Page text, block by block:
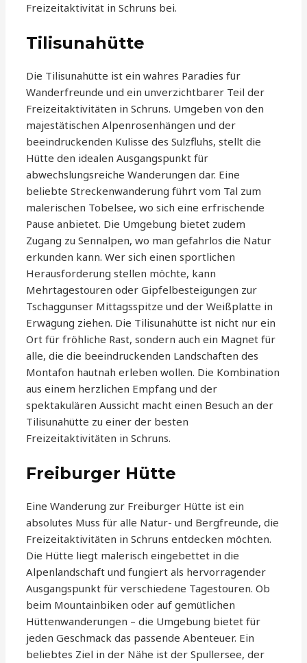
Freizeitaktivität in Schruns bei.
Tilisunahütte
Die Tilisunahütte ist ein wahres Paradies für
Wanderfreunde und ein unverzichtbarer Teil der
Freizeitaktivitäten in Schruns. Umgeben von den
majestätischen Alpenrosenhängen und der
beeindruckenden Kulisse des Sulzfluhs, stellt die
Hütte den idealen Ausgangspunkt für
abwechslungsreiche Wanderungen dar. Eine
beliebte Streckenwanderung führt vom Tal zum
malerischen Tobelsee, wo sich eine erfrischende
Pause anbietet. Die Umgebung bietet zudem
Zugang zu Sennalpen, wo man gefahrlos die Natur
erkunden kann. Wer sich einen sportlichen
Herausforderung stellen möchte, kann
Mehrtagestouren oder Gipfelbesteigungen zur
Tschaggunser Mittagsspitze und der Weißplatte in
Erwägung ziehen. Die Tilisunahütte ist nicht nur ein
Ort für fröhliche Rast, sondern auch ein Magnet für
alle, die die beeindruckenden Landschaften des
Montafon hautnah erleben wollen. Die Kombination
aus einem herzlichen Empfang und der
spektakulären Aussicht macht einen Besuch an der
Tilisunahütte zu einer der besten
Freizeitaktivitäten in Schruns.
Freiburger Hütte
Eine Wanderung zur Freiburger Hütte ist ein
absolutes Muss für alle Natur- und Bergfreunde, die
Freizeitaktivitäten in Schruns entdecken möchten.
Die Hütte liegt malerisch eingebettet in die
Alpenlandschaft und fungiert als hervorragender
Ausgangspunkt für verschiedene Tagestouren. Ob
beim Mountainbiken oder auf gemütlichen
Hüttenwanderungen – die Umgebung bietet für
jeden Geschmack das passende Abenteuer. Ein
beliebtes Ziel in der Nähe ist der Spullersee, der